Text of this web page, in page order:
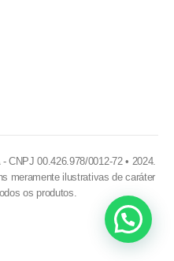
CNPJ 00.426.978/0012-72 • 2024.
meramente ilustrativas de caráter
os produtos.